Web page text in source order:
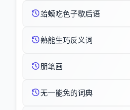
蛤蟆吃色子歇后语
熟能生巧反义词
朋笔画
无一能免的词典